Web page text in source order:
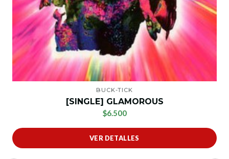
BUCK-TICK
[SINGLE] GLAMOROUS
$6.500
VER DETALLES